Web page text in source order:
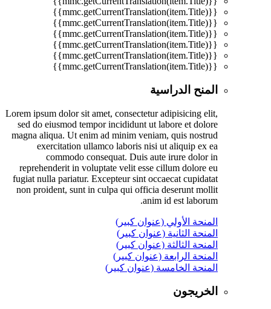
{{mmc.getCurrentTranslation(item.Title)}}
{{mmc.getCurrentTranslation(item.Title)}}
{{mmc.getCurrentTranslation(item.Title)}}
{{mmc.getCurrentTranslation(item.Title)}}
{{mmc.getCurrentTranslation(item.Title)}}
{{mmc.getCurrentTranslation(item.Title)}}
المنح الدراسية
Lorem ipsum dolor sit amet, consectetur adipisicing elit,
sed do eiusmod tempor incididunt ut labore et dolore
magna aliqua. Ut enim ad minim veniam, quis nostrud
exercitation ullamco laboris nisi ut aliquip ex ea
commodo consequat. Duis aute irure dolor in
reprehenderit in voluptate velit esse cillum dolore eu
fugiat nulla pariatur. Excepteur sint occaecat cupidatat
non proident, sunt in culpa qui officia deserunt mollit
anim id est laborum.
المنحة الأولي (عنوان كبير)
المنحة الثانية (عنوان كبير)
المنحة الثالثة (عنوان كبير)
المنحة الرابعة (عنوان كبير)
المنحة الخامسة (عنوان كبير)
الخريجون